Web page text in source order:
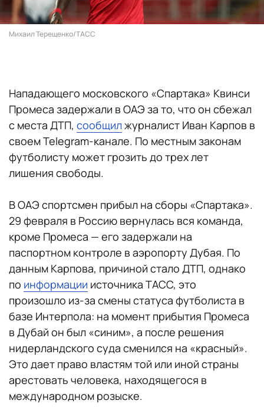
Михаил Терещенко/ТАСС
Нападающего московского «Спартака» Квинси
Промеса задержали в ОАЭ за то, что он сбежал
с места ДТП, сообщилжурналист Иван Карпов в
своем Telegram-канале. По местным законам
футболисту может грозить до трех лет
лишения свободы.
В ОАЭ спортсмен прибыл на сборы «Спартака».
29 февраля в Россию вернулась вся команда,
кроме Промеса — его задержали на
паспортном контроле в аэропорту Дубая. По
данным Карпова, причиной стало ДТП, однако
по информации источника ТАСС, это
произошло из-за смены статуса футболиста в
базе Интерпола: на момент прибытия Промеса
в Дубай он был «синим», а после решения
нидерландского суда сменился на «красный».
Это дает право властям той или иной страны
арестовать человека, находящегося в
международном розыске.